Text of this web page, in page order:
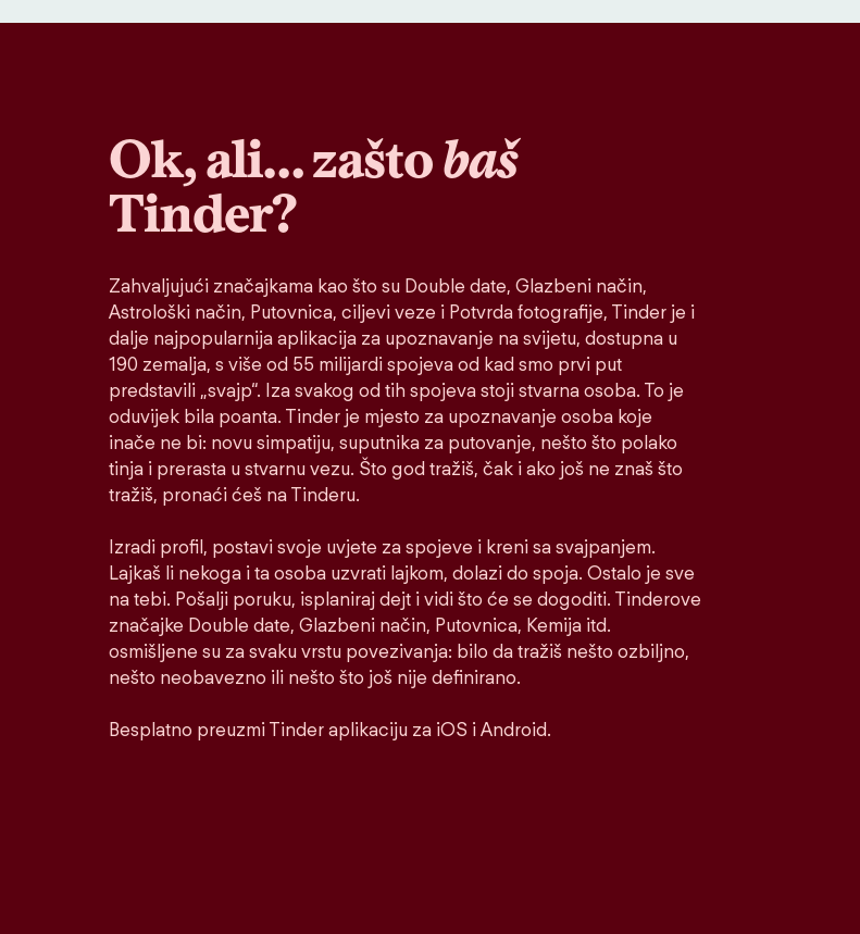
Ok, ali… zaštobaš
Tinder?
Zahvaljujući značajkama kao što su Double date, Glazbeni način,
Astrološki način, Putovnica, ciljevi veze i Potvrda fotografije, Tinder je i
dalje najpopularnija aplikacija za upoznavanje na svijetu, dostupna u
190 zemalja, s više od 55 milijardi spojeva od kad smo prvi put
predstavili „svajp“. Iza svakog od tih spojeva stoji stvarna osoba. To je
oduvijek bila poanta. Tinder je mjesto za upoznavanje osoba koje
inače ne bi: novu simpatiju, suputnika za putovanje, nešto što polako
tinja i prerasta u stvarnu vezu. Što god tražiš, čak i ako još ne znaš što
tražiš, pronaći ćeš na Tinderu.
Izradi profil, postavi svoje uvjete za spojeve i kreni sa svajpanjem.
Lajkaš li nekoga i ta osoba uzvrati lajkom, dolazi do spoja. Ostalo je sve
na tebi. Pošalji poruku, isplaniraj dejt i vidi što će se dogoditi. Tinderove
značajke Double date, Glazbeni način, Putovnica, Kemija itd.
osmišljene su za svaku vrstu povezivanja: bilo da tražiš nešto ozbiljno,
nešto neobavezno ili nešto što još nije definirano.
Besplatno preuzmi Tinder aplikaciju za iOS i Android.